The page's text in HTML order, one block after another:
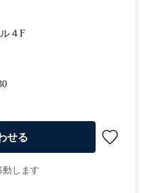
４F
せる
動します